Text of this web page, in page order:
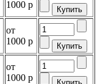
1000 р
от
1000 р
от
1000 р